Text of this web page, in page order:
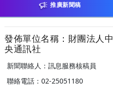
推廣新聞稿
發佈單位名稱：財團法人中
央通訊社
新聞聯絡人：訊息服務核稿員
聯絡電話：02-25051180